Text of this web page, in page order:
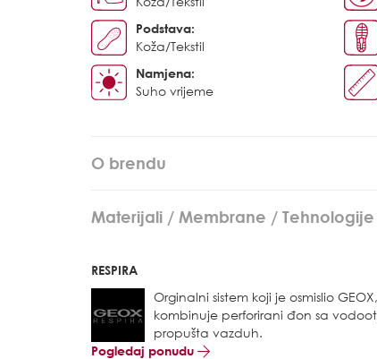
Podstava:
Koža/Tekstil
Namjena:
Suho vrijeme
O brendu
Materijali / Membrane / Tehnologije
RESPIRA
Orginalni sistem koji je osmislio
kombinuje perforirani đon sa
propušta vazduh.
Pogledaj ponudu